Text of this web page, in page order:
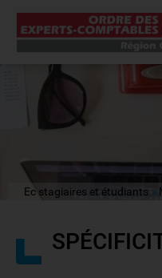
Ec stagiaires et étudiants